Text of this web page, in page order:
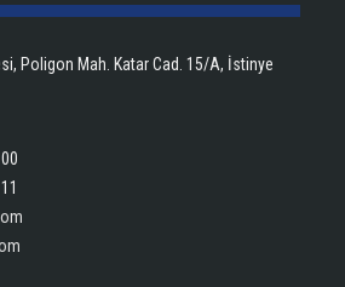
Rekoruyla
Avrupa
Poligon Mah. Katar Cad. 15/A, İstinye